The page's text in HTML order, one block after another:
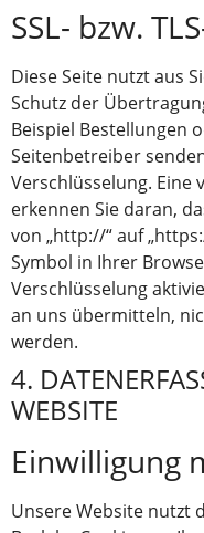
SSL- bzw.
Diese Seite nutzt aus
Schutz der
Beispiel Bestellungen
Seitenbetreiber
Verschlüsselung. Eine
erkennen Sie daran,
von „http://“ auf
Symbol in Ihrer
Verschlüsselung
an uns übermitteln,
werden.
4.
WEBSITE
Einwilligung
Unsere Website nutzt